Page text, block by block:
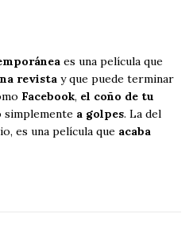
es una película que
revista y que puede terminar
Facebook, el coño de tu
simplemente a golpes. La del
es una película que acaba